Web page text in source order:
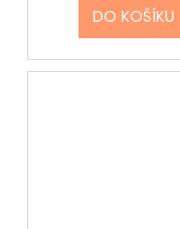
DO KOŠÍKU